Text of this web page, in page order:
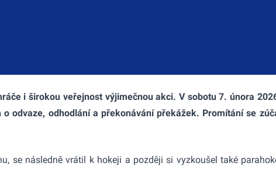
i širokou veřejnost výjimečnou akci. V sobotu 7. února
odvaze, odhodlání a překonávání překážek. Promítání se
se následně vrátil k hokeji a později si vyzkoušel také